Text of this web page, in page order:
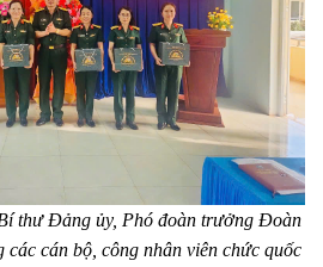
thư Đảng ủy, Phó đoàn trưởng Đoàn
cán bộ, công nhân viên chức quốc